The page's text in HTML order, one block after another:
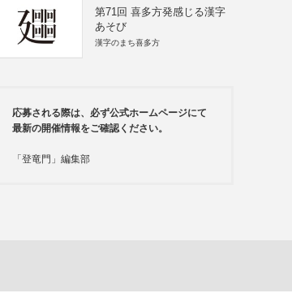
第71回 喜多方発感じる漢字
あそび
漢字のまち喜多方
応募される際は、必ず公式ホームページにて
最新の開催情報をご確認ください。
「登竜門」編集部